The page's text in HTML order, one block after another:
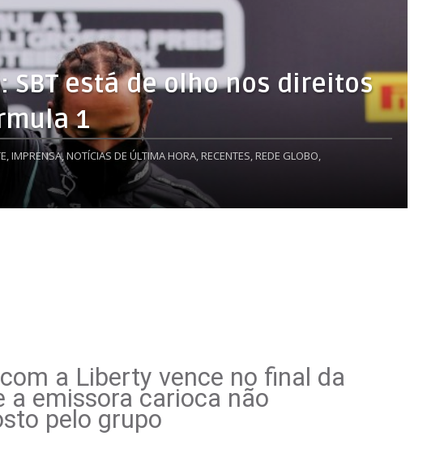
SBT está de olho nos direitos
1
IMPRENSA,NOTÍCIAS DE ÚLTIMA HORA, RECENTES,REDE GLOBO,
a Liberty vence no final da
a emissora carioca não
pelo grupo